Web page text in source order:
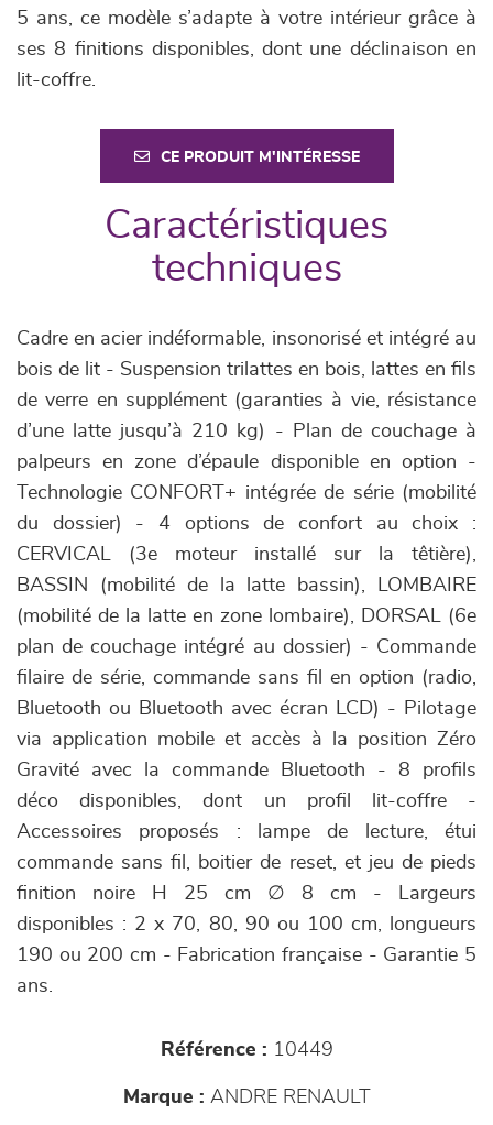
5 ans, ce modèle s’adapte à votre intérieur grâce à
ses 8 finitions disponibles, dont une déclinaison en
lit-coffre.
CE PRODUIT M'INTÉRESSE
Caractéristiques
techniques
Cadre en acier indéformable, insonorisé et intégré au
bois de lit - Suspension trilattes en bois, lattes en fils
de verre en supplément (garanties à vie, résistance
d’une latte jusqu’à 210 kg) - Plan de couchage à
palpeurs en zone d’épaule disponible en option -
Technologie CONFORT+ intégrée de série (mobilité
du dossier) - 4 options de confort au choix :
CERVICAL (3e moteur installé sur la têtière),
BASSIN (mobilité de la latte bassin), LOMBAIRE
(mobilité de la latte en zone lombaire), DORSAL (6e
plan de couchage intégré au dossier) - Commande
filaire de série, commande sans fil en option (radio,
Bluetooth ou Bluetooth avec écran LCD) - Pilotage
via application mobile et accès à la position Zéro
Gravité avec la commande Bluetooth - 8 profils
déco disponibles, dont un profil lit-coffre -
Accessoires proposés : lampe de lecture, étui
commande sans fil, boitier de reset, et jeu de pieds
finition noire H 25 cm ∅ 8 cm - Largeurs
disponibles : 2 x 70, 80, 90 ou 100 cm, longueurs
190 ou 200 cm - Fabrication française - Garantie 5
ans.
Référence : 10449
Marque : ANDRE RENAULT